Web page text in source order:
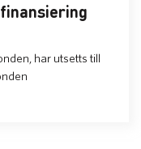
har utsetts till